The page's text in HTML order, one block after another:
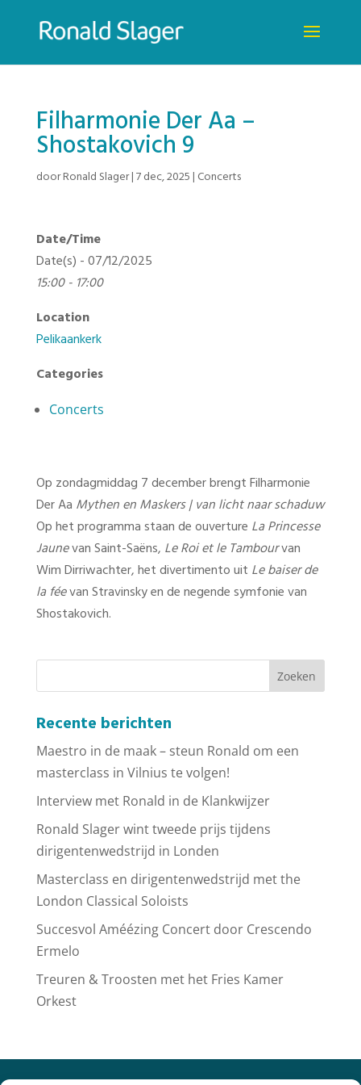
Filharmonie Der Aa –
Shostakovich 9
doorRonald Slager|7 dec, 2025| Concerts
Date/Time
Date(s) - 07/12/2025
15:00 - 17:00
Location
Pelikaankerk
Categories
Concerts
Op zondagmiddag 7 december brengt Filharmonie
Der Aa Mythen en Maskers | van licht naar schaduw
Op het programma staan de ouverture La Princesse
Jaunevan Saint-Saëns, Le Roi et le Tambourvan
Wim Dirriwachter, het divertimento uit Le baiser de
la féevan Stravinsky en de negende symfonie van
Shostakovich.
Recente berichten
Maestro in de maak – steun Ronald om een
masterclass in Vilnius te volgen!
Interview met Ronald in de Klankwijzer
Ronald Slager wint tweede prijs tijdens
dirigentenwedstrijd in Londen
Masterclass en dirigentenwedstrijd met the
London Classical Soloists
Succesvol Améézing Concert door Crescendo
Ermelo
Treuren & Troosten met het Fries Kamer
Orkest